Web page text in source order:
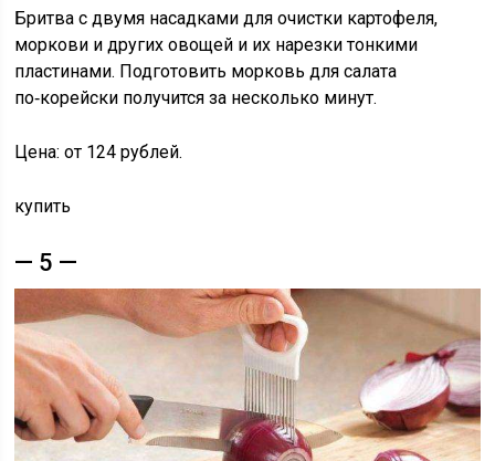
Бритва с двумя насадками для очистки картофеля,
моркови и других овощей и их нарезки тонкими
пластинами. Подготовить морковь для салата
по‑корейски получится за несколько минут.
Цена: от 124 рублей.
купить
— 5 —